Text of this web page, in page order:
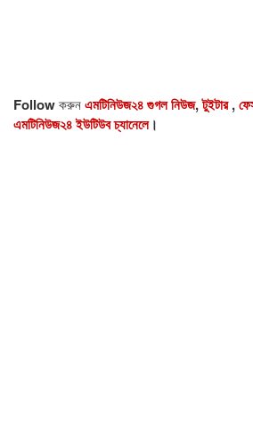
Followকরুনএমটিনিউজ২৪ গুগল নিউজ,টুইটার,
এমটিনিউজ২৪ ইউটিউব চ্যানেলে।